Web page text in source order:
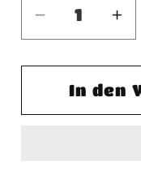
Verringere
die
Menge
I
die
für
I
In den